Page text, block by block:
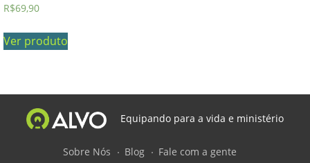
R$69,90
Ver produto
Equipando para a vida e ministério
Sobre Nós Blog Fale com a gente